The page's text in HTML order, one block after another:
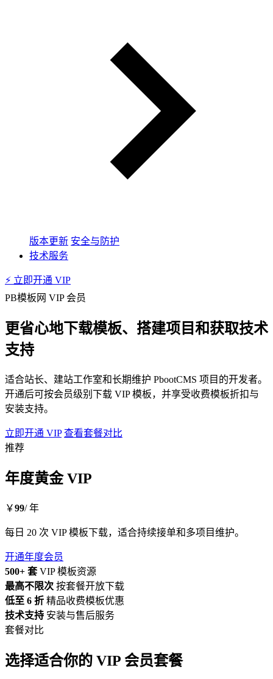
版本更新 安全与防护
技术服务
⚡ 立即开通 VIP
PB模板网 VIP 会员
更省心地下载模板、搭建项目和获取技术
支持
适合站长、建站工作室和长期维护 PbootCMS 项目的开发者。
开通后可按会员级别下载 VIP 模板，并享受收费模板折扣与
安装支持。
立即开通 VIP 查看套餐对比
推荐
年度黄金 VIP
￥99/ 年
每日 20 次 VIP 模板下载，适合持续接单和多项目维护。
开通年度会员
500+ 套 VIP 模板资源
最高不限次 按套餐开放下载
低至 6 折 精品收费模板优惠
技术支持 安装与售后服务
套餐对比
选择适合你的 VIP 会员套餐